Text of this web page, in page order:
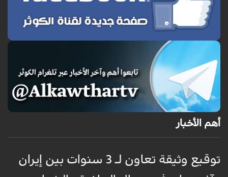
أهم الأخبار
توقيع وثيقة تعاون لـ 3 سنوات بين إيران